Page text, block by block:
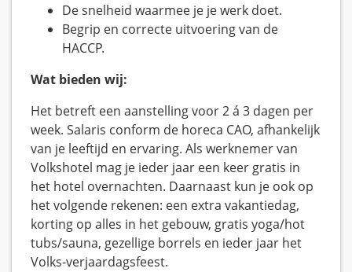
De snelheid waarmee je je werk doet.
Begrip en correcte uitvoering van de
HACCP.
Wat bieden wij:
Het betreft een aanstelling voor 2 á 3 dagen per
week. Salaris conform de horeca CAO, afhankelijk
van je leeftijd en ervaring. Als werknemer van
Volkshotel mag je ieder jaar een keer gratis in
het hotel overnachten. Daarnaast kun je ook op
het volgende rekenen: een extra vakantiedag,
korting op alles in het gebouw, gratis yoga/hot
tubs/sauna, gezellige borrels en ieder jaar het
Volks-verjaardagsfeest.